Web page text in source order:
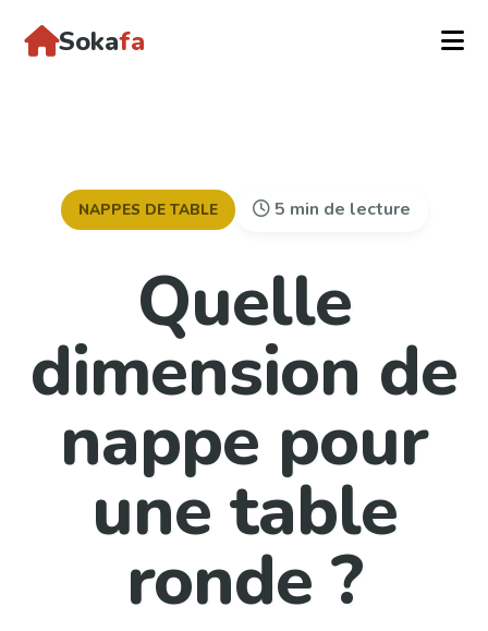
Sokafa
NAPPES DE TABLE 5 min de lecture
Quelle
dimension de
nappe pour
une table
ronde ?